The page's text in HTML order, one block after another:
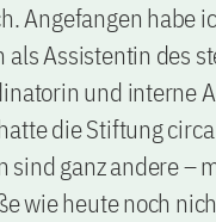
Angefangen habe
als Assistentin des
und interne
die Stiftung
sind ganz andere –
wie heute noch